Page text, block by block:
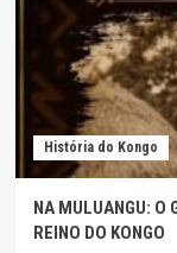
História do Kongo
NA MULUANGU: O
REINO DO KONGO